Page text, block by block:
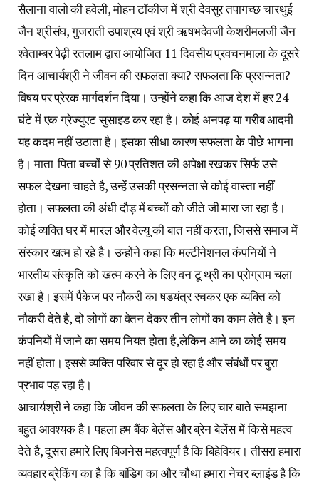
सैलाना वालो की हवेली, मोहन टॉकीज में श्री देवसुर तपागच्छ चारथुई
जैन श्रीसंघ, गुजराती उपाश्रय एवं श्री ऋषभदेवजी केशरीमलजी जैन
श्वेताम्बर पेढ़ी रतलाम द्वारा आयोजित 11 दिवसीय प्रवचनमाला के दूसरे
दिन आचार्यश्री ने जीवन की सफलता क्या? सफलता कि प्रसन्नता?
विषय पर प्रेरक मार्गदर्शन दिया। उन्होंने कहा कि आज देश में हर 24
घंटे में एक ग्रेज्युएट सुसाइड कर रहा है। कोई अनपढ़ या गरीब आदमी
यह कदम नहीं उठाता है। इसका सीधा कारण सफलता के पीछे भागना
है। माता-पिता बच्चों से 90 प्रतिशत की अपेक्षा रखकर सिर्फ उसे
सफल देखना चाहते है, उन्हें उसकी प्रसन्नता से कोई वास्ता नहीं
होता। सफलता की अंधी दौड़ में बच्चों को जीते जी मारा जा रहा है।
कोई व्यक्ति घर में मारल और वेल्यू की बात नहीं करता, जिससे समाज में
संस्कार खत्म हो रहे है। उन्होंने कहा कि मल्टीनेशनल कंपनियों ने
भारतीय संस्कृति को खत्म करने के लिए वन टू थ्री का प्रोग्राम चला
रखा है। इसमें पैकेज पर नौकरी का षडयंत्र रचकर एक व्यक्ति को
नौकरी देते है, दो लोगों का वेतन देकर तीन लोगों का काम लेते है। इन
कंपनियों में जाने का समय नियत होता है,लेकिन आने का कोई समय
नहीं होता। इससे व्यक्ति परिवार से दूर हो रहा है और संबंधों पर बुरा
प्रभाव पड़ रहा है।
आचार्यश्री ने कहा कि जीवन की सफलता के लिए चार बाते समझना
बहुत आवश्यक है। पहला हम बैंक बेलेंस और ब्रेन बेलेंस में किसे महत्व
देते है, दूसरा हमारे लिए बिजनेस महत्वपूर्ण है कि बिहेवियर। तीसरा हमारा
व्यवहार ब्रेकिंग का है कि बांडिग का और चौथा हमारा नेचर ब्लाइंड है कि